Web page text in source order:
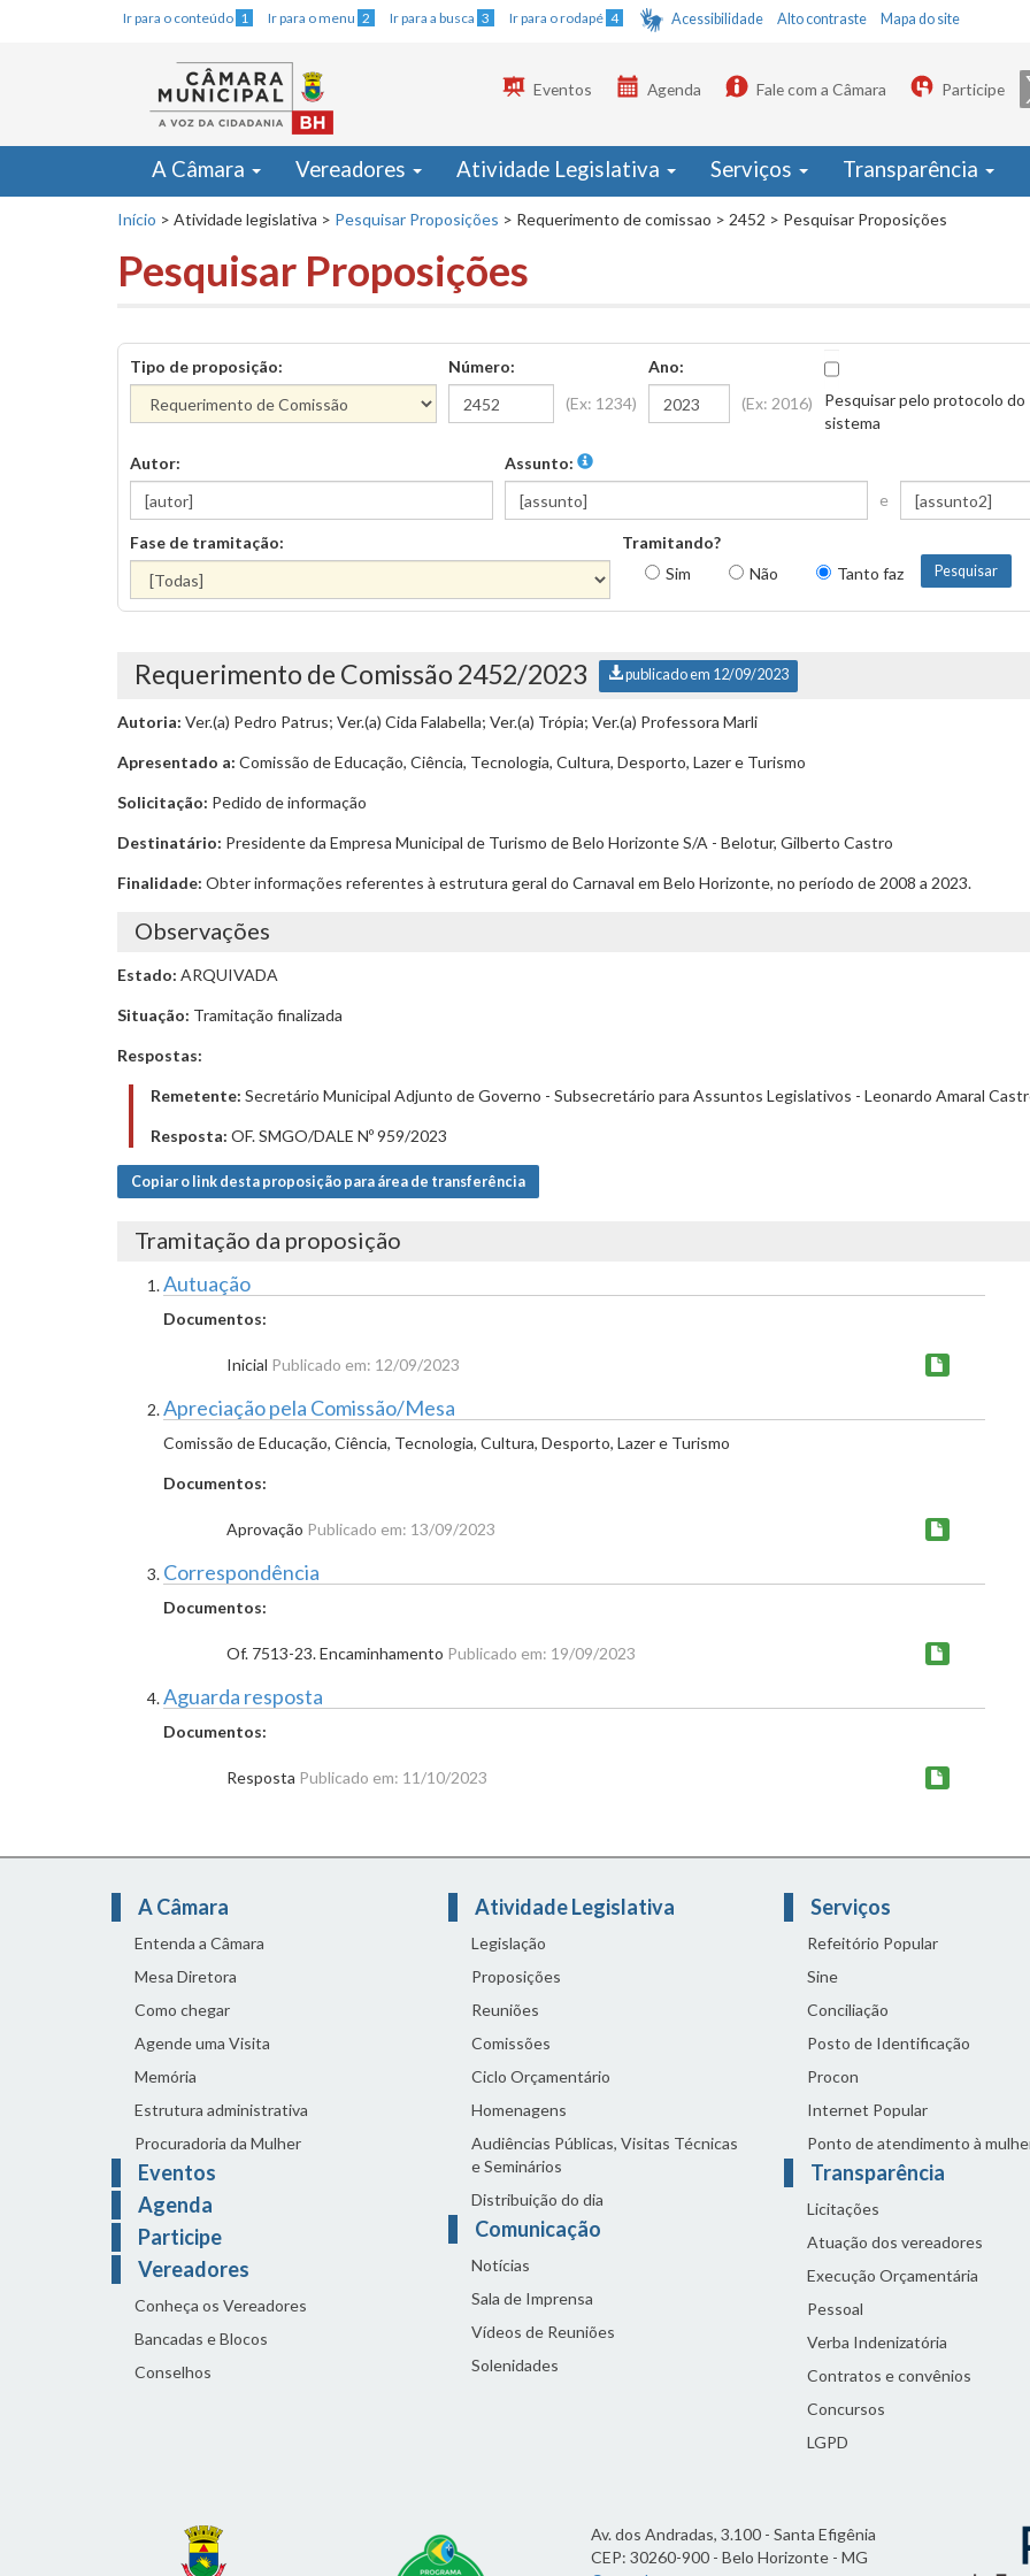
Ir para o conteúdo 1 Ir para o menu 2 Ir para a busca 3 Ir para o rodapé 4 Acessibilidade Alto contraste Mapa do site
Eventos Agenda Fale com a Câmara Participe
A Câmara Vereadores Atividade Legislativa Serviços Transparência
Início > Atividade legislativa > Pesquisar Proposições > Requerimento de comissao > 2452 > Pesquisar Proposições
Pesquisar Proposições
Tipo de proposição:
Número:
(Ex: 1234)
Ano:
(Ex: 2016)
Pesquisar pelo protocolo do
sistema
Autor:
Assunto:
e
Fase de tramitação:
Tramitando?
Sim
Não Tanto faz
Requerimento de Comissão 2452/2023 publicado em 12/09/2023
Autoria: Ver.(a) Pedro Patrus; Ver.(a) Cida Falabella; Ver.(a) Trópia; Ver.(a) Professora Marli
Apresentado a: Comissão de Educação, Ciência, Tecnologia, Cultura, Desporto, Lazer e Turismo
Solicitação: Pedido de informação
Destinatário: Presidente da Empresa Municipal de Turismo de Belo Horizonte S/A - Belotur, Gilberto Castro
Finalidade: Obter informações referentes à estrutura geral do Carnaval em Belo Horizonte, no período de 2008 a 2023.
Observações
Estado: ARQUIVADA
Situação: Tramitação finalizada
Respostas:
Remetente: Secretário Municipal Adjunto de Governo - Subsecretário para Assuntos Legislativos - Leonardo Amaral
Resposta: OF. SMGO/DALE Nº 959/2023
Copiar o link desta proposição para área de transferência
Tramitação da proposição
Autuação
Documentos:
Inicial Publicado em: 12/09/2023
Apreciação pela Comissão/Mesa
Comissão de Educação, Ciência, Tecnologia, Cultura, Desporto, Lazer e Turismo
Documentos:
Aprovação Publicado em: 13/09/2023
Correspondência
Documentos:
Of. 7513-23. Encaminhamento Publicado em: 19/09/2023
Aguarda resposta
Documentos:
Resposta Publicado em: 11/10/2023
A Câmara
Entenda a Câmara
Mesa Diretora
Como chegar
Agende uma Visita
Memória
Estrutura administrativa
Procuradoria da Mulher
Eventos
Agenda
Participe
Vereadores
Conheça os Vereadores
Bancadas e Blocos
Conselhos
Atividade Legislativa
Legislação
Proposições
Reuniões
Comissões
Ciclo Orçamentário
Homenagens
Audiências Públicas, Visitas Técnicas
e Seminários
Distribuição do dia
Comunicação
Notícias
Sala de Imprensa
Vídeos de Reuniões
Solenidades
Serviços
Refeitório Popular
Sine
Conciliação
Posto de Identificação
Procon
Internet Popular
Ponto de atendimento à
Transparência
Licitações
Atuação dos vereadores
Execução Orçamentária
Pessoal
Verba Indenizatória
Contratos e convênios
Concursos
LGPD
Av. dos Andradas, 3.100 - Santa Efigênia
CEP: 30260-900 - Belo Horizonte - MG